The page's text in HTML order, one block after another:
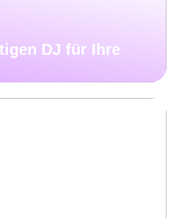
DJ für Ihre